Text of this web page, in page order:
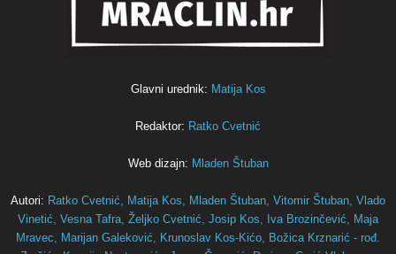
Glavni urednik: Matija Kos
Redaktor: Ratko Cvetnić
Web dizajn: Mladen Štuban
Autori: Ratko Cvetnić, Matija Kos, Mladen Štuban, Vitomir Štuban, Vlado
Vinetić, Vesna Tafra, Željko Cvetnić, Josip Kos, Iva Brozinčević,
Maja
Mravec, Marijan Galeković, Krunoslav Kos-Kićo, Božica Krznarić - rođ.